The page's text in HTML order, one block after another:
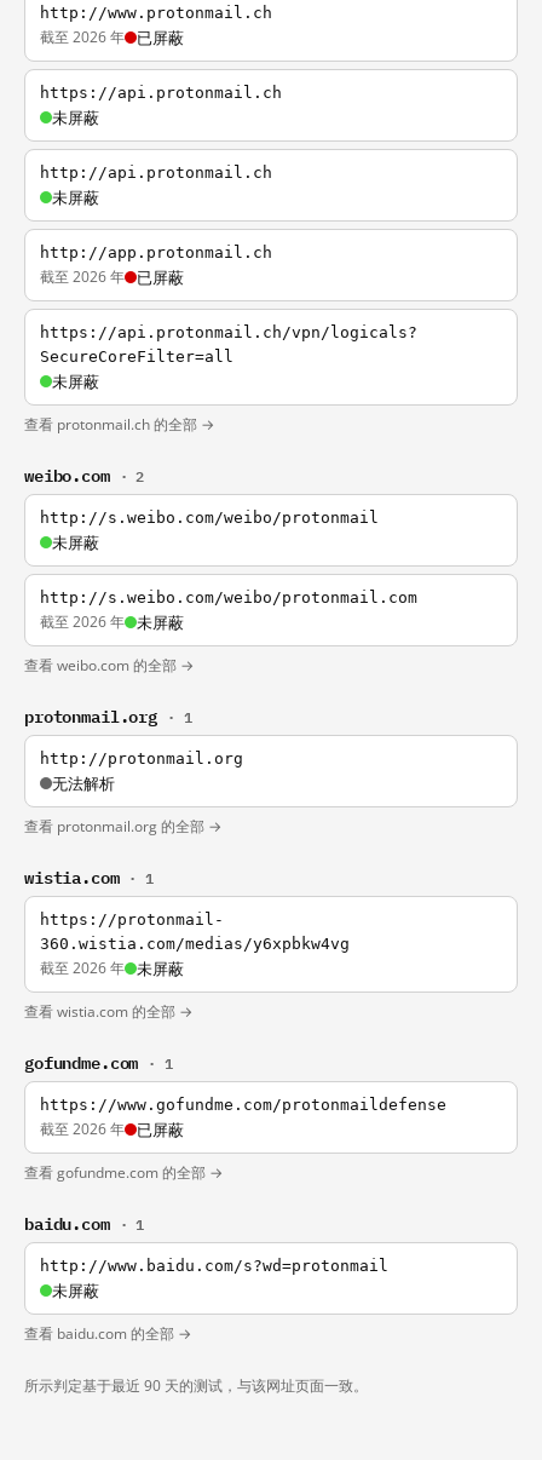
http://www.protonmail.ch
截至 2026 年 已屏蔽
https://api.protonmail.ch
未屏蔽
http://api.protonmail.ch
未屏蔽
http://app.protonmail.ch
截至 2026 年 已屏蔽
https://api.protonmail.ch/vpn/logicals?
SecureCoreFilter=all
未屏蔽
查看 protonmail.ch 的全部 →
weibo.com · 2
http://s.weibo.com/weibo/protonmail
未屏蔽
http://s.weibo.com/weibo/protonmail.com
截至 2026 年 未屏蔽
查看 weibo.com 的全部 →
protonmail.org · 1
http://protonmail.org
无法解析
查看 protonmail.org 的全部 →
wistia.com · 1
https://protonmail-
360.wistia.com/medias/y6xpbkw4vg
截至 2026 年 未屏蔽
查看 wistia.com 的全部 →
gofundme.com · 1
https://www.gofundme.com/protonmaildefense
截至 2026 年 已屏蔽
查看 gofundme.com 的全部 →
baidu.com · 1
http://www.baidu.com/s?wd=protonmail
未屏蔽
查看 baidu.com 的全部 →
所示判定基于最近 90 天的测试，与该网址页面一致。